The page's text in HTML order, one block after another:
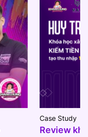
Case Study
Review